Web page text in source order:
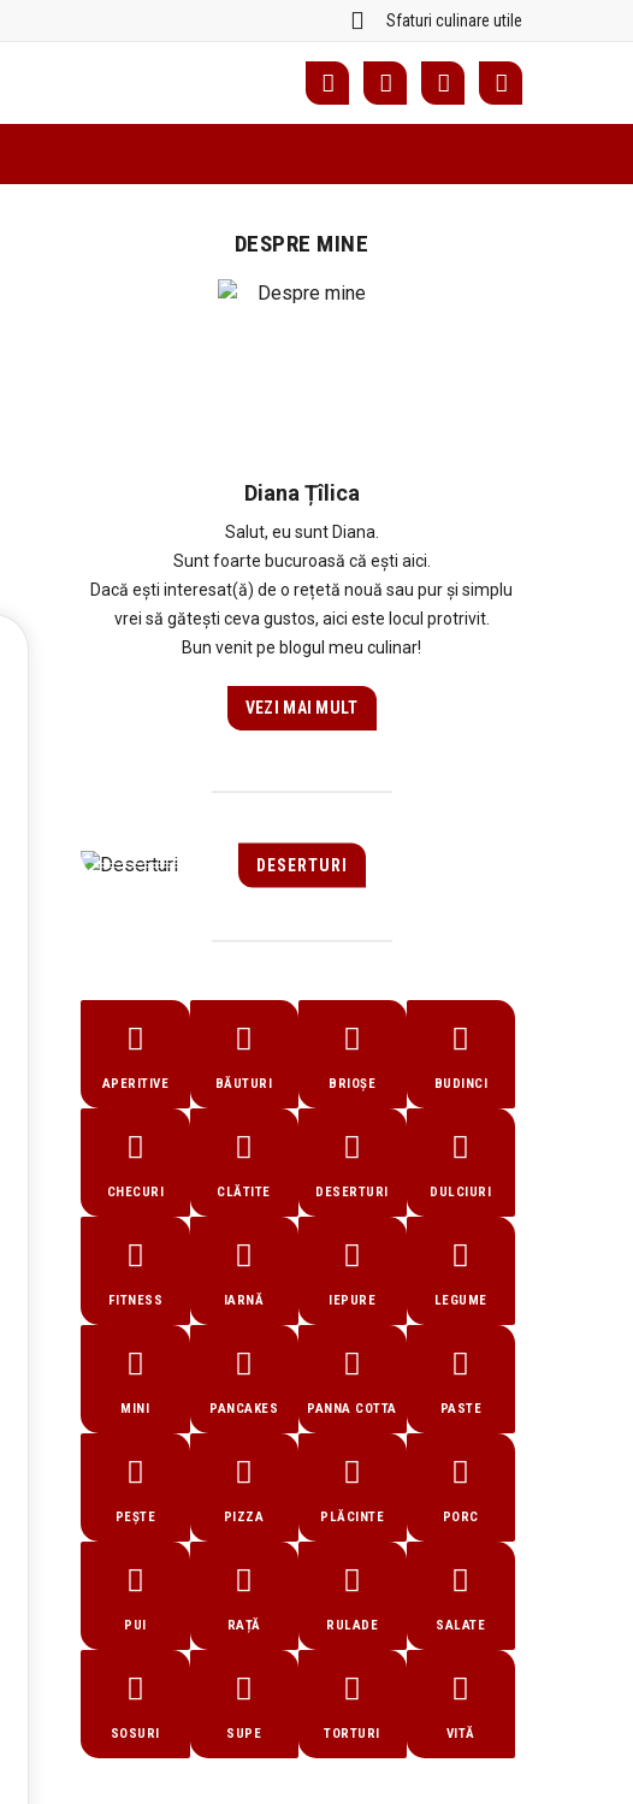
Sfaturi culinare utile
DESPRE MINE
Diana Țîlica
Salut, eu sunt Diana.
Sunt foarte bucuroasă că ești aici.
Dacă ești interesat(ă) de o rețetă nouă sau pur și simplu
vrei să gătești ceva gustos, aici este locul protrivit.
Bun venit pe blogul meu culinar!
VEZI MAI MULT
DESERTURI
APERITIVE BĂUTURI BRIOȘE BUDINCI
CHECURI CLĂTITE DESERTURI DULCIURI
FITNESS IARNĂ IEPURE LEGUME
MINI PANCAKES PANNA COTTA PASTE
PEȘTE PIZZA PLĂCINTE PORC
PUI RAȚĂ RULADE SALATE
SOSURI SUPE TORTURI VITĂ